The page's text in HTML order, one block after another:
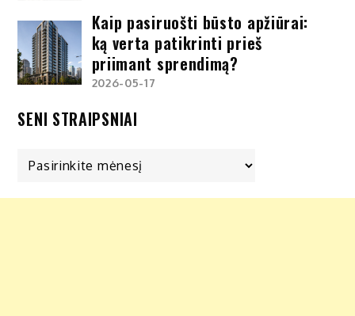
Kaip pasiruošti būsto apžiūrai:
ką verta patikrinti prieš
priimant sprendimą?
2026-05-17
SENI STRAIPSNIAI